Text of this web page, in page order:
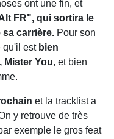
ont une fin, et
FR", qui sortira le
sa carrière. Pour son
qu'il est bien
Mister You, et bien
et la tracklist a
y retrouve de très
exemple le gros feat